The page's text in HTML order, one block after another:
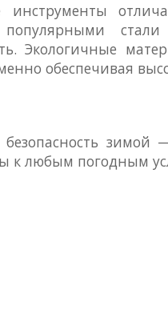
инструменты
популярными
Экологичные
обеспечивая
безопасность
к любым погодным